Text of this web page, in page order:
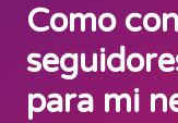
Como
para mi